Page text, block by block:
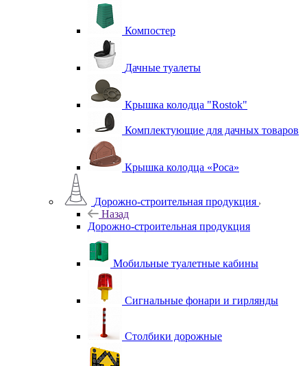
Компостер
Дачные туалеты
Крышка колодца "Rostok"
Комплектующие для дачных товаров
Крышка колодца «Роса»
Дорожно-строительная продукция
Назад
Дорожно-строительная продукция
Мобильные туалетные кабины
Сигнальные фонари и гирлянды
Столбики дорожные